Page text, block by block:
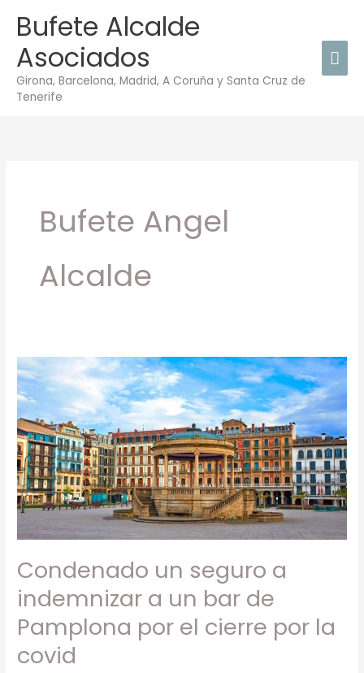
contenido
Bufete Alcalde
Asociados
Girona, Barcelona, Madrid, A Coruña y Santa Cruz de
Tenerife
Bufete Angel
Alcalde
Condenado un seguro a
indemnizar a un bar de
Pamplona por el cierre por la
covid
Condenado
un
seguro
a
indemnizar
a
un
bar
por
el
cierre
por
la